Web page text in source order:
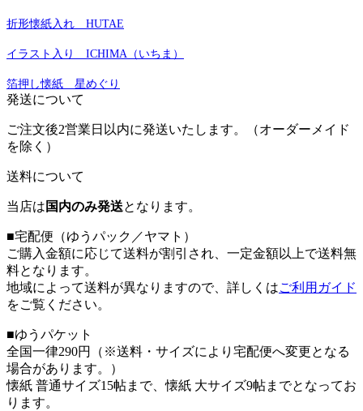
折形懐紙入れ HUTAE
イラスト入り ICHIMA（いちま）
箔押し懐紙 星めぐり
発送について
ご注文後2営業日以内に発送いたします。（オーダーメイド
を除く）
送料について
当店は 国内のみ発送となります。
■宅配便（ゆうパック／ヤマト）
ご購入金額に応じて送料が割引され、一定金額以上で送料無
料となります。
地域によって送料が異なりますので、詳しくはご利用ガイド
をご覧ください。
■ゆうパケット
全国一律290円（※送料・サイズにより宅配便へ変更となる
場合があります。）
懐紙 普通サイズ15帖まで、懐紙 大サイズ9帖までとなってお
ります。